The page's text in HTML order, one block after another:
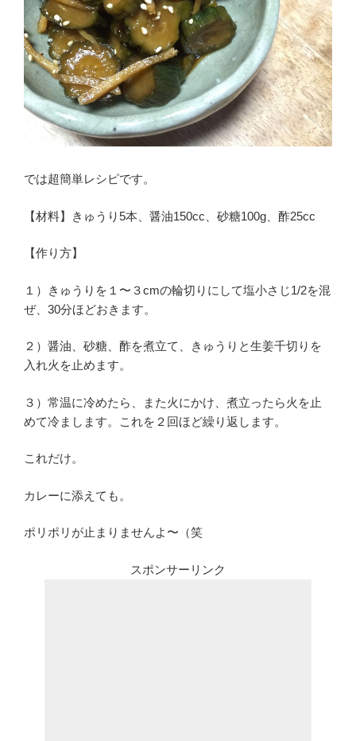
では超簡単レシピです。
【材料】きゅうり5本、醤油150cc、砂糖100g、酢25cc
【作り方】
１）きゅうりを１〜３cmの輪切りにして塩小さじ1/2を混
ぜ、30分ほどおきます。
２）醤油、砂糖、酢を煮立て、きゅうりと生姜千切りを
入れ火を止めます。
３）常温に冷めたら、また火にかけ、煮立ったら火を止
めて冷まします。これを２回ほど繰り返します。
これだけ。
カレーに添えても。
ポリポリが止まりませんよ〜（笑
スポンサーリンク